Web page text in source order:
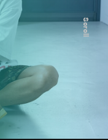
Scroll